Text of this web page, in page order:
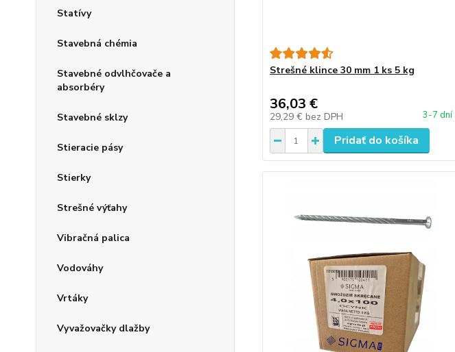
Statívy
Stavebná chémia
Stavebné odvlhčovače a
absorbéry
Stavebné sklzy
Stieracie pásy
Stierky
Strešné výťahy
Vibračná palica
Vodováhy
Vrtáky
Vyvažovačky dlažby
Strešné klince 30 mm 1 ks 5 kg
36,03 €
29,29 € bez DPH 3-7 dní
Pridať do košíka